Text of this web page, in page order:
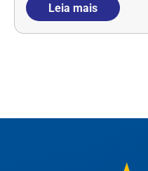
Leia mais